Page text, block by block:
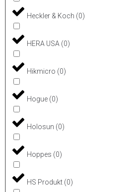
Heckler & Koch (0)
HERA USA (0)
Hikmicro (0)
Hogue (0)
Holosun (0)
Hoppes (0)
HS Produkt (0)